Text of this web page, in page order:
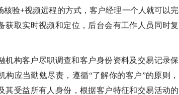
验+视频远程的方式，客户经理一个人就可以完
获取实时视频和定位，后台会有工作人员同时复
机构客户尽职调查和客户身份资料及交易记录保
应当勤勉尽责，遵循“了解你的客户”的原则，
其受益所有人身份，根据客户特征和交易活动的